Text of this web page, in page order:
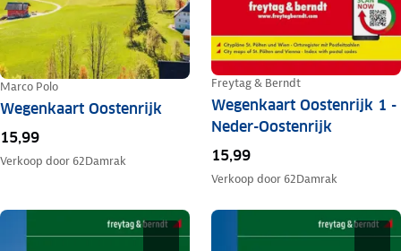
Marco Polo
Wegenkaart Oostenrijk
15,99
Verkoop door 62Damrak
Freytag & Berndt
Wegenkaart Oostenrijk 1 -
Neder-Oostenrijk
15,99
Verkoop door 62Damrak